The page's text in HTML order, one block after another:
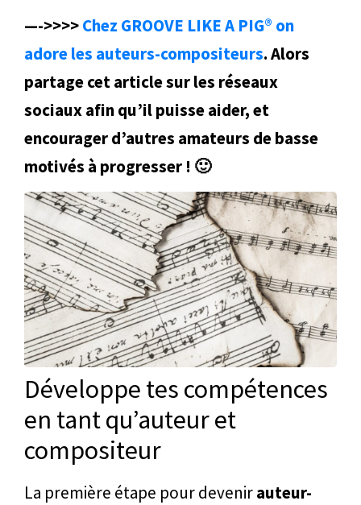
—->>>>Chez GROOVE LIKE A PIG® on
adore les auteurs-compositeurs. Alors
partage cet article sur les réseaux
sociaux afin qu’il puisse aider, et
encourager d’autres amateurs de basse
motivés à progresser ! 🙂
Développe tes compétences
en tant qu’auteur et
compositeur
La première étape pour devenirauteur-